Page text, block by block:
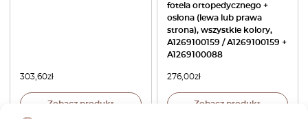
303,60zł
Zobacz produkt
fotela ortopedycznego +
osłona (lewa lub prawa
strona), wszystkie kolory,
A1269100159 / A1269100159 +
A1269100088
276,00zł
Zobacz produkt